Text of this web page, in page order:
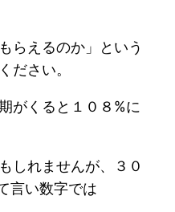
らえるのか」という
ださい。
がくると１０８%に
しれませんが、３０
言い数字では